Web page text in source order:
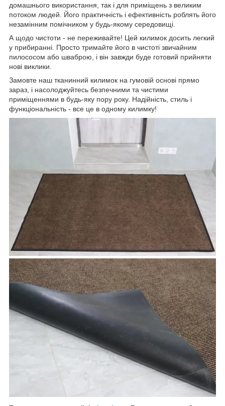
домашнього використання, так і для приміщень з великим
потоком людей. Його практичність і ефективність роблять його
незамінним помічником у будь-якому середовищі.
А щодо чистоти - не переживайте! Цей килимок досить легкий
у прибиранні. Просто тримайте його в чистоті звичайним
пилососом або шваброю, і він завжди буде готовий прийняти
нові виклики.
Замовте наш тканинний килимок на гумовій основі прямо
зараз, і насолоджуйтесь безпечними та чистими
приміщеннями в будь-яку пору року. Надійність, стиль і
функціональність - все це в одному килимку!